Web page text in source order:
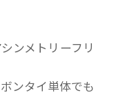
ンメトリーフリ
ンタイ単体でも